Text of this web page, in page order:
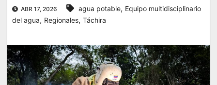
ABR 17, 2026 agua potable, Equipo multidisciplinario
del agua, Regionales, Táchira